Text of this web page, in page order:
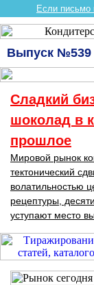
Если письмо
Выпуск №539
Сладкий
шоколад в
прошлое
Мировой рынок
тектонический
волатильностью
рецептуры,
уступают место